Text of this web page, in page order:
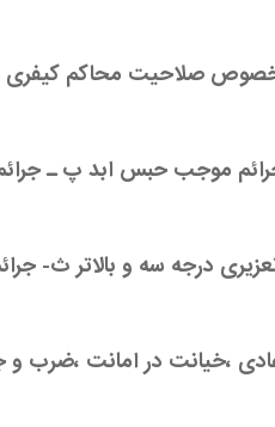
خصوص صلاحیت محاکم کیفری
موجب حبس ابد پ ـ
درجه سه و بالاتر ث-
،خیانت در امانت ،ضرب